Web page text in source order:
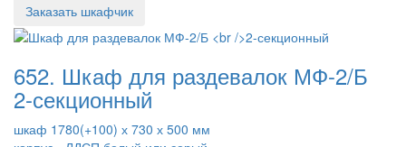
Заказать шкафчик
652. Шкаф для раздевалок МФ-2/Б
2-секционный
шкаф 1780(+100) х 730 х 500 мм